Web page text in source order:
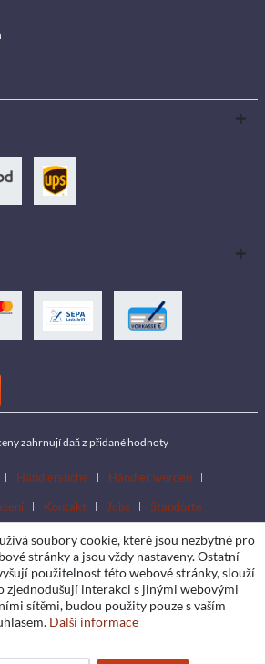
zahrnují daň z přidané hodnoty
Händlersuche
Händler werden
Kontakt Jobs Standorte
soubory cookie, které jsou nezbytné pro
stránky a jsou vždy nastaveny. Ostatní
použitelnost této webové stránky, slouží
zjednodušují interakci s jinými webovými
sítěmi, budou použity pouze s vaším
Další informace